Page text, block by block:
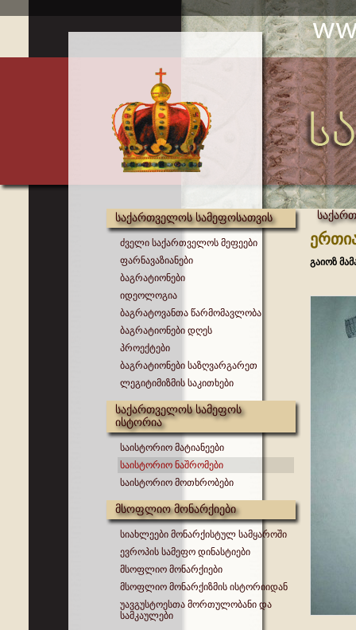
საქართველოს სამეფოსათვის
ძველი საქართველოს მეფეები
ფარნავაზიანები
ბაგრატიონები
იდეოლოგია
ბაგრატოვანთა წარმომავლობა
ბაგრატიონები დღეს
პროექტები
ბაგრატიონები საზღვარგარეთ
ლეგიტიმიზმის საკითხები
საქართველოს სამეფოს
ისტორია
საისტორიო მატიანეები
საისტორიო ნაშრომები
საისტორიო მოთხრობები
მსოფლიო მონარქიები
სიახლეები მონარქისტულ სამყაროში
ევროპის სამეფო დინასტიები
მსოფლიო მონარქიები
მსოფლიო მონარქიზმის ისტორიიდან
უავგუსტოესთა მორთულობანი და
სამკაულები
გაიოზ